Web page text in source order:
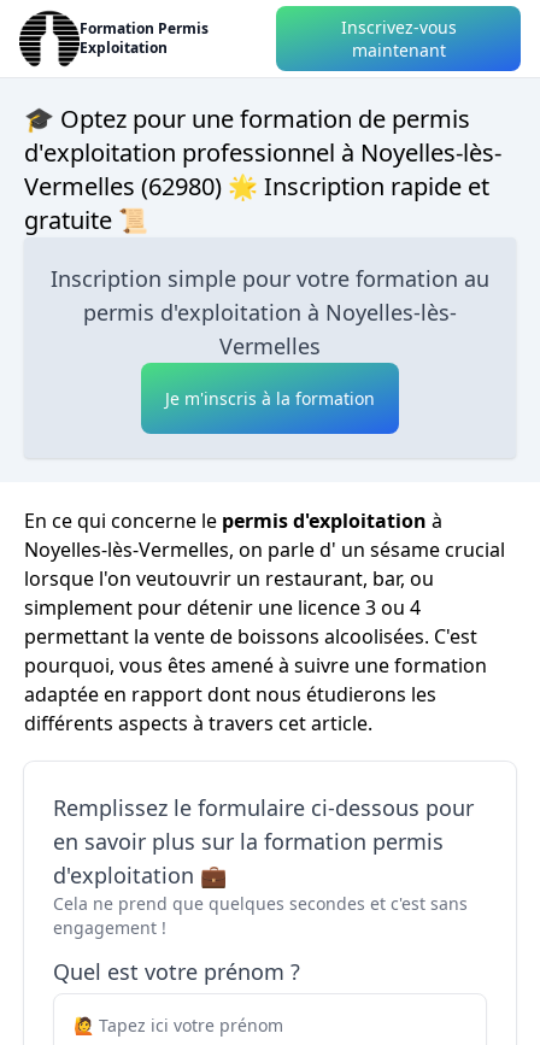
Formation Permis
Exploitation
Inscrivez-vous
maintenant
🎓 Optez pour une formation de permis
d'exploitation professionnel à Noyelles-lès-
Vermelles (62980) 🌟 Inscription rapide et
gratuite 📜
Inscription simple pour votre formation au
permis d'exploitation à Noyelles-lès-
Vermelles
Je m'inscris à la formation
En ce qui concerne le permis d'exploitation à
Noyelles-lès-Vermelles, on parle d' un sésame crucial
lorsque l'on veutouvrir un restaurant, bar, ou
simplement pour détenir une licence 3 ou 4
permettant la vente de boissons alcoolisées. C'est
pourquoi, vous êtes amené à suivre une formation
adaptée en rapport dont nous étudierons les
différents aspects à travers cet article.
Remplissez le formulaire ci-dessous pour
en savoir plus sur la formation permis
d'exploitation 💼
Cela ne prend que quelques secondes et c'est sans
engagement !
Quel est votre prénom ?